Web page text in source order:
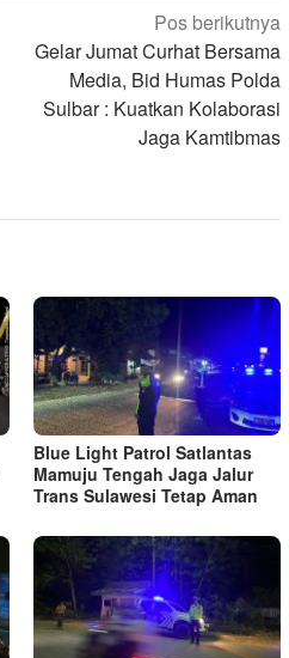
Pos berikutnya
Gelar Jumat Curhat Bersama
Media, Bid Humas Polda
Sulbar : Kuatkan Kolaborasi
Jaga Kamtibmas
Blue Light Patrol Satlantas
Mamuju Tengah Jaga Jalur
Trans Sulawesi Tetap Aman